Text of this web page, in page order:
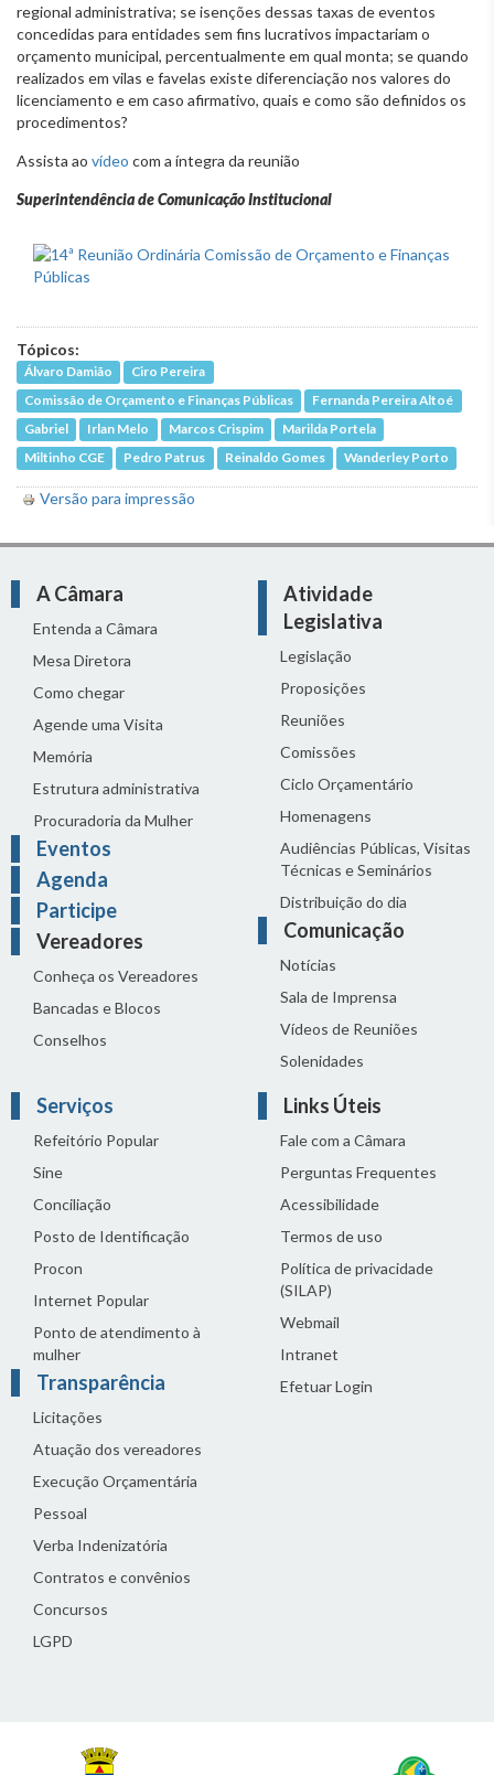
regional administrativa; se isenções dessas taxas de eventos
concedidas para entidades sem fins lucrativos impactariam o
orçamento municipal, percentualmente em qual monta; se quando
realizados em vilas e favelas existe diferenciação nos valores do
licenciamento e em caso afirmativo, quais e como são definidos os
procedimentos?
Assista ao vídeo com a íntegra da reunião
Superintendência de Comunicação Institucional
Tópicos:
Álvaro Damião
Ciro Pereira
Comissão de Orçamento e Finanças Públicas
Fernanda Pereira Altoé
Gabriel
Irlan Melo Marcos Crispim
Marilda Portela
Miltinho CGE
Pedro Patrus Reinaldo Gomes Wanderley Porto
Versão para impressão
A Câmara
Entenda a Câmara
Mesa Diretora
Como chegar
Agende uma Visita
Memória
Estrutura administrativa
Procuradoria da Mulher
Eventos
Agenda
Participe
Vereadores
Conheça os Vereadores
Bancadas e Blocos
Conselhos
Atividade
Legislativa
Legislação
Proposições
Reuniões
Comissões
Ciclo Orçamentário
Homenagens
Audiências Públicas, Visitas
Técnicas e Seminários
Distribuição do dia
Comunicação
Notícias
Sala de Imprensa
Vídeos de Reuniões
Solenidades
Serviços
Refeitório Popular
Sine
Conciliação
Posto de Identificação
Procon
Internet Popular
Ponto de atendimento à
mulher
Transparência
Licitações
Atuação dos vereadores
Execução Orçamentária
Pessoal
Verba Indenizatória
Contratos e convênios
Concursos
LGPD
Links Úteis
Fale com a Câmara
Perguntas Frequentes
Acessibilidade
Termos de uso
Política de privacidade
(SILAP)
Webmail
Intranet
Efetuar Login